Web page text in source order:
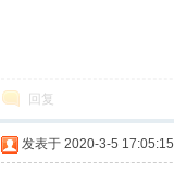
回复
发表于 2020-3-5 17:05:15